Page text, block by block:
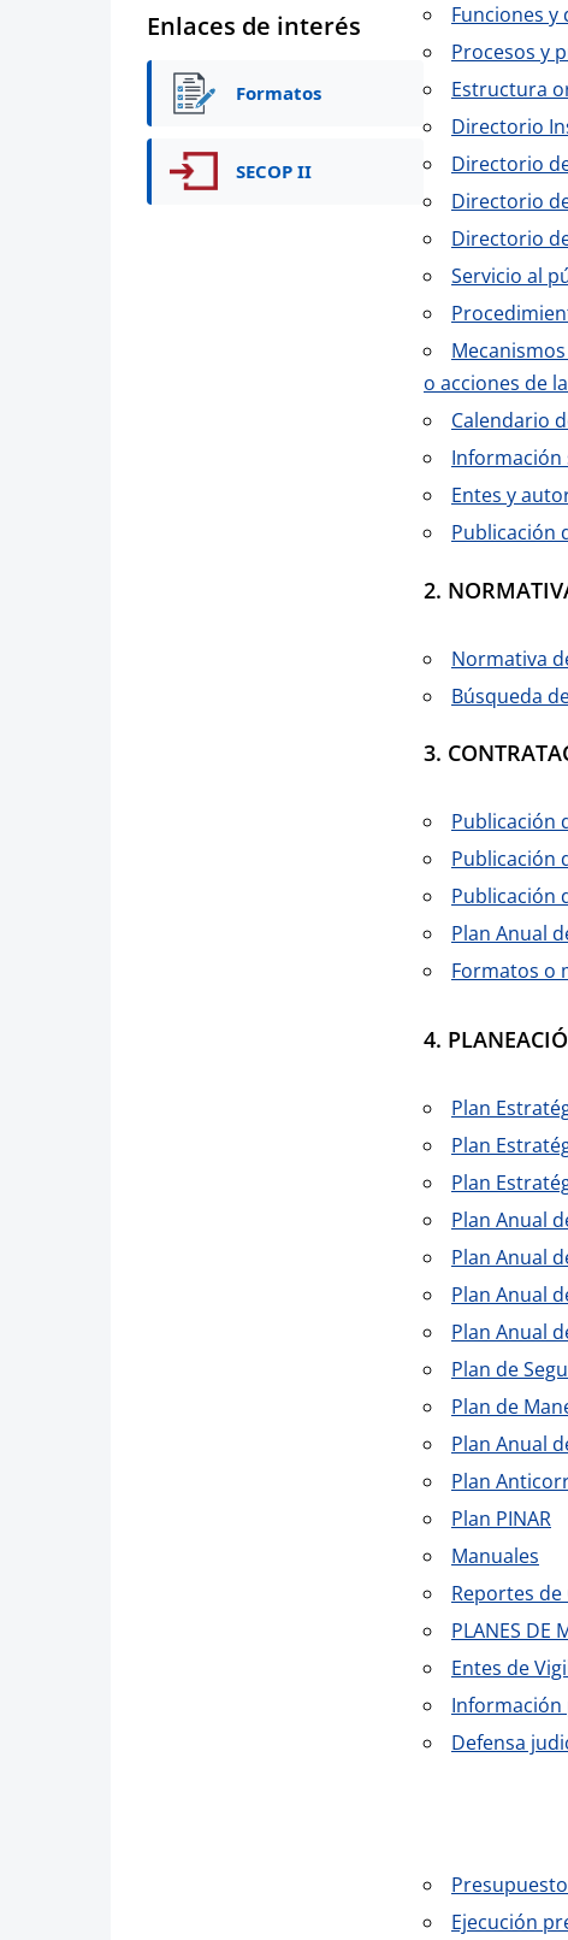
Enlaces de interés
Formatos
SECOP II
Funciones y
Procesos y
Estructura
Directorio
Directorio
Directorio
Directorio
Servicio al
o acciones de
Calendario
Información
Entes y
Publicación
2.
Normativa
Búsqueda
3.
Publicación
Publicación
Publicación
Plan Anual
Formatos o
4.
Plan
Plan
Plan
Plan Anual
Plan Anual
Plan Anual
Plan Anual
Plan de
Plan de
Plan Anual
Plan
Plan PINAR
Manuales
Reportes
PLANES DE
Entes de
Información
Defensa
Ejecución